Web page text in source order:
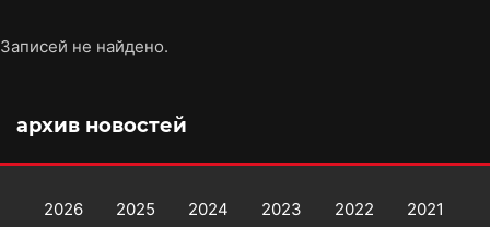
Записей не найдено.
архив новостей
2026 2025 2024 2023 2022 2021